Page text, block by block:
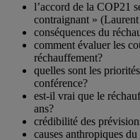
l’accord de la COP21
contraignant »
conséquences du
comment évaluer les
réchauffement?
quelles sont les
conférence?
est-il vrai que le
ans?
crédibilité des
causes anthropiques